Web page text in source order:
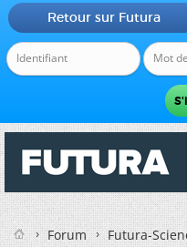
Retour sur Futura
Forum
Futura-